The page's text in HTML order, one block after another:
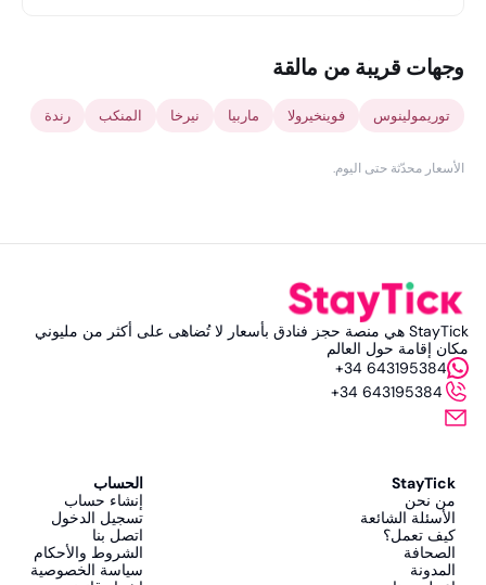
وجهات قريبة من مالقة
توريمولينوس فوينخيرولا ماربيا نيرخا المنكب رندة
الأسعار محدّثة حتى اليوم.
StayTick هي منصة حجز فنادق بأسعار لا تُضاهى على أكثر من مليوني
مكان إقامة حول العالم
+34 643195384
+34 643195384
StayTick
من نحن
الأسئلة الشائعة
كيف تعمل؟
الصحافة
المدونة
الحساب
إنشاء حساب
تسجيل الدخول
اتصل بنا
الشروط والأحكام
سياسة الخصوصية